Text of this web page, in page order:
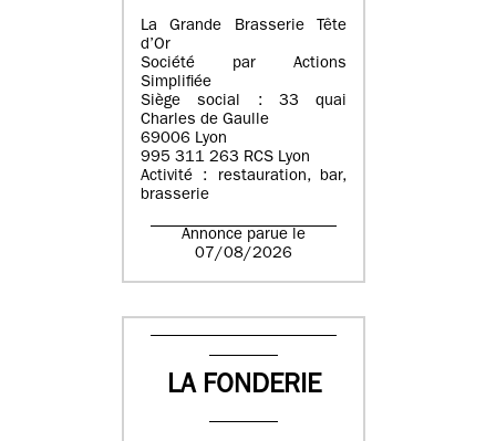
La Grande Brasserie Tête
d’Or
Société par Actions
Simplifiée
Siège social : 33 quai
Charles de Gaulle
69006 Lyon
995 311 263 RCS Lyon
Activité : restauration, bar,
brasserie
Annonce parue le
07/08/2026
LA FONDERIE